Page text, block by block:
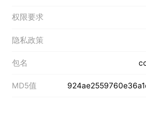
权限要求
隐私政策
包名
MD5值